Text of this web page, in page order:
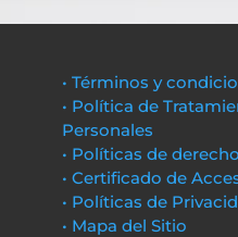
• Términos y
• Política de
Personales
• Políticas de
• Certificado de
• Políticas de
• Mapa del Sitio